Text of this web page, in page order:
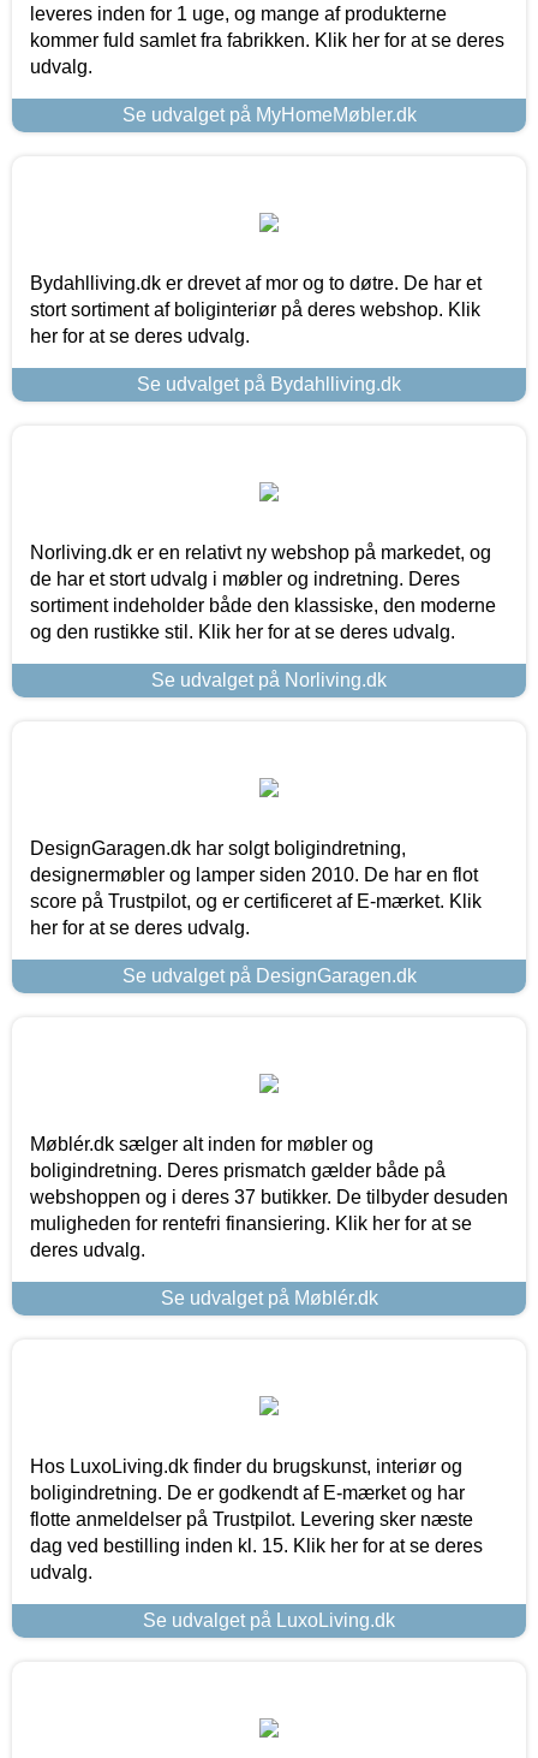
leveres inden for 1 uge, og mange af produkterne
kommer fuld samlet fra fabrikken. Klik her for at se deres
udvalg.
Se udvalget på MyHomeMøbler.dk
Bydahlliving.dk er drevet af mor og to døtre. De har et
stort sortiment af boliginteriør på deres webshop. Klik
her for at se deres udvalg.
Se udvalget på Bydahlliving.dk
Norliving.dk er en relativt ny webshop på markedet, og
de har et stort udvalg i møbler og indretning. Deres
sortiment indeholder både den klassiske, den moderne
og den rustikke stil. Klik her for at se deres udvalg.
Se udvalget på Norliving.dk
DesignGaragen.dk har solgt boligindretning,
designermøbler og lamper siden 2010. De har en flot
score på Trustpilot, og er certificeret af E-mærket. Klik
her for at se deres udvalg.
Se udvalget på DesignGaragen.dk
Møblér.dk sælger alt inden for møbler og
boligindretning. Deres prismatch gælder både på
webshoppen og i deres 37 butikker. De tilbyder desuden
muligheden for rentefri finansiering. Klik her for at se
deres udvalg.
Se udvalget på Møblér.dk
Hos LuxoLiving.dk finder du brugskunst, interiør og
boligindretning. De er godkendt af E-mærket og har
flotte anmeldelser på Trustpilot. Levering sker næste
dag ved bestilling inden kl. 15. Klik her for at se deres
udvalg.
Se udvalget på LuxoLiving.dk